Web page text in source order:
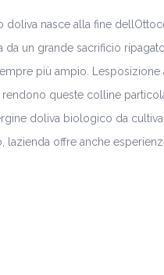
nasce alla fine
da un grande sacrificio
più ampio.
queste colline
doliva biologico da
offre anche